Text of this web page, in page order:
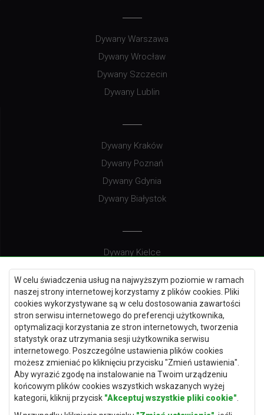
W celu świadczenia usług na najwyższym poziomie w ramach
naszej strony internetowej korzystamy z plików cookies. Pliki
cookies wykorzystywane są w celu dostosowania zawartości
stron serwisu internetowego do preferencji użytkownika,
optymalizacji korzystania ze stron internetowych, tworzenia
statystyk oraz utrzymania sesji użytkownika serwisu
internetowego. Poszczególne ustawienia plików cookies
możesz zmieniać po kliknięciu przycisku "Zmień ustawienia".
Aby wyrazić zgodę na instalowanie na Twoim urządzeniu
końcowym plików cookies wszystkich wskazanych wyżej
kategorii, kliknij przycisk "Akceptuj wszystkie pliki cookie"
Dywany Warszawa
Dywany Wrocław
Dywany Szczecin
Dywany Lublin
Dywany Kraków
Dywany Poznań
Dywany Gdynia
Dywany Białystok
Dywany Kielce
Dywany Gdańsk
Dywany Toruń
Dywany Bydgoszcz
Dywany Łódź
Dywany Katowice
Dywany Rzeszów
Dywany Częstochowa